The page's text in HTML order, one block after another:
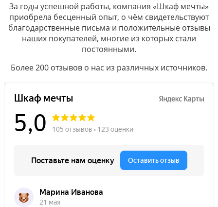
За годы успешной работы, компания «Шкаф мечты»
приобрела бесценный опыт, о чём свидетельствуют
благодарственные письма и положительные отзывы
наших покупателей, многие из которых стали
постоянными.
Более 200 отзывов о нас из различных источников.